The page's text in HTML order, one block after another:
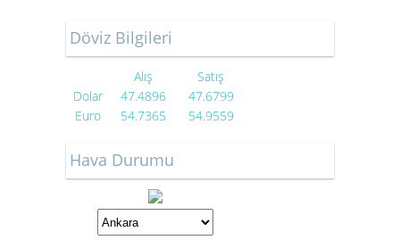
Döviz Bilgileri
Alış
Satış
Dolar
47.4896
47.6799
Euro
54.7365 54.9559
Hava Durumu